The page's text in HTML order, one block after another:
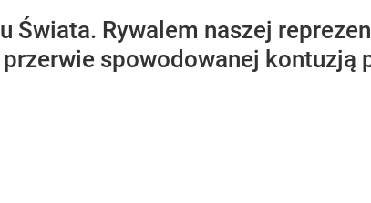
Rywalem naszej
spowodowanej kontuzją